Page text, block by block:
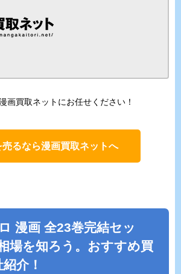
画買取ネットにお任せください！
売るなら漫画買取ネットへ
漫画 全23巻完結セッ
場を知ろう。おすすめ買
介！